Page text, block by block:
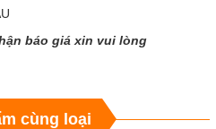
báo giá xin vui lòng
cùng loại